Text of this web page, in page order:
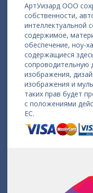
АртУизард ООО
собственности,
интеллектуальной
содержимое,
обеспечение, ноу-
содержащиеся
сопроводительную
изображения,
изображения и
таких прав будет
с положениями
ЕС.